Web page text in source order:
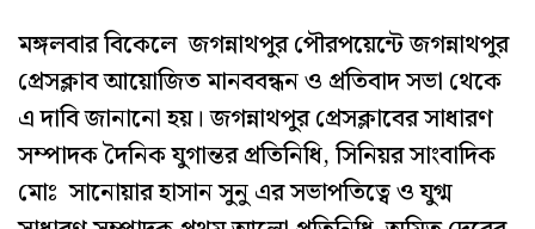
মঙ্গলবার বিকেলে জগন্নাথপুর পৌরপয়েন্টে জগন্নাথপুর
প্রেসক্লাব আয়োজিত মানববন্ধন ও প্রতিবাদ সভা থেকে
এ দাবি জানানো হয়। জগন্নাথপুর প্রেসক্লাবের সাধারণ
সম্পাদক দৈনিক যুগান্তর প্রতিনিধি, সিনিয়র সাংবাদিক
মোঃ সানোয়ার হাসান সুনু এর সভাপতিত্বে ও যুগ্ম